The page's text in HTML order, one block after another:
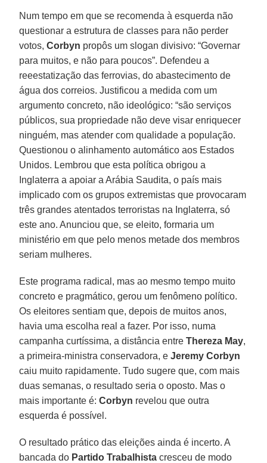
Num tempo em que se recomenda à esquerda não
questionar a estrutura de classes para não perder
votos,Corbyn propôs um slogan divisivo: “Governar
para muitos, e não para poucos”. Defendeu a
reeestatização das ferrovias, do abastecimento de
água dos correios. Justificou a medida com um
argumento concreto, não ideológico: “são serviços
públicos, sua propriedade não deve visar enriquecer
ninguém, mas atender com qualidade a população.
Questionou o alinhamento automático aos Estados
Unidos. Lembrou que esta política obrigou a
Inglaterra a apoiar a Arábia Saudita, o país mais
implicado com os grupos extremistas que provocaram
três grandes atentados terroristas na Inglaterra, só
este ano. Anunciou que, se eleito, formaria um
ministério em que pelo menos metade dos membros
seriam mulheres.
Este programa radical, mas ao mesmo tempo muito
concreto e pragmático, gerou um fenômeno político.
Os eleitores sentiam que, depois de muitos anos,
havia uma escolha real a fazer. Por isso, numa
campanha curtíssima, a distância entreThereza May,
a primeira-ministra conservadora, eJeremy Corbyn
caiu muito rapidamente. Tudo sugere que, com mais
duas semanas, o resultado seria o oposto. Mas o
mais importante é:Corbyn revelou que outra
esquerda é possível.
O resultado prático das eleições ainda é incerto. A
bancada do Partido Trabalhista cresceu de modo